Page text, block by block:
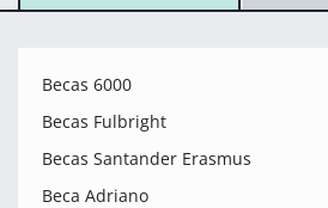
Becas 6000
Becas Fulbright
Becas Santander Erasmus
Beca Adriano